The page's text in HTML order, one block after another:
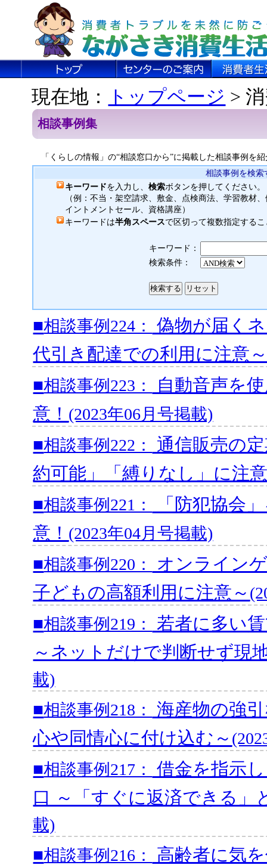
現在地： トップページ >
相談事例集
「くらしの情報」の“相談窓口から”に掲載した相談事例を
相談事例を検索
キーワードを入力し、 検索ボタンを押してください。
（例：不当・架空請求、敷金、点検商法、学習教材
イントメントセール、資格講座）
キーワードは半角スペースで区切って複数指定する
キーワード：
検索条件：
■相談事例224：
偽物が届く
代引き配達での利用に注意
■相談事例223：
自動音声を
意！ (2023年06月号掲載)
■相談事例222：
通信販売の
約可能」「縛りなし」に注
■相談事例221：
「防犯協会
意！ (2023年04月号掲載)
■相談事例220：
オンライン
子どもの高額利用に注意～
■相談事例219：
若者に多い
～ネットだけで判断せず現
載)
■相談事例218：
海産物の強
心や同情心に付け込む～
■相談事例217：
借金を指示
口 ～「すぐに返済できる」
載)
■相談事例216：
高齢者に気